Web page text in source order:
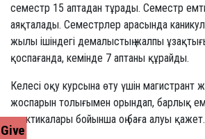
Give
семестр 15 аптадан тұрады. Семестр
аяқталады. Семестрлер арасында каникул
жылы ішіндегі демалыстың жалпы
қоспағанда, кемінде 7 аптаны құрайды.
Келесі оқу курсына өту үшін
жоспарын толығымен орындап, барлық
практикалары бойынша оң баға алуы қажет.